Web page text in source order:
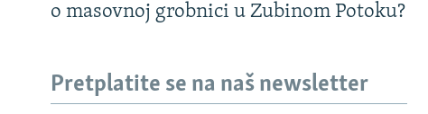
o masovnoj grobnici u Zubinom Potoku?
Pretplatite se na naš newsletter